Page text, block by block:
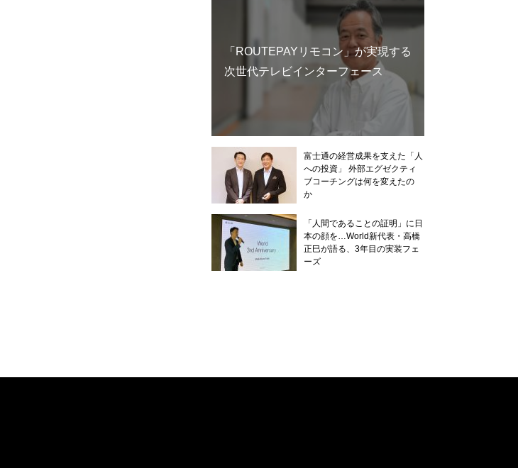
「ROUTEPAYリモコン」が実現する
次世代テレビインターフェース
富士通の経営成果を支えた「人
への投資」 外部エグゼクティ
ブコーチングは何を変えたの
か
「人間であることの証明」に日
本の顔を…World新代表・高橋
正巳が語る、3年目の実装フェ
ーズ